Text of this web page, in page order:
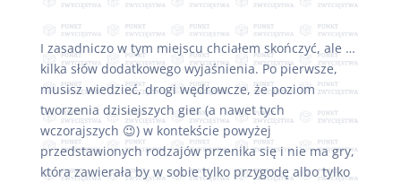
I zasadniczo w tym miejscu chciałem skończyć, ale …
kilka słów dodatkowego wyjaśnienia. Po pierwsze,
musisz wiedzieć, drogi wędrowcze, że poziom
tworzenia dzisiejszych gier (a nawet tych
wczorajszych 😉) w kontekście powyżej
przedstawionych rodzajów przenika się i nie ma gry,
która zawierała by w sobie tylko przygodę albo tylko